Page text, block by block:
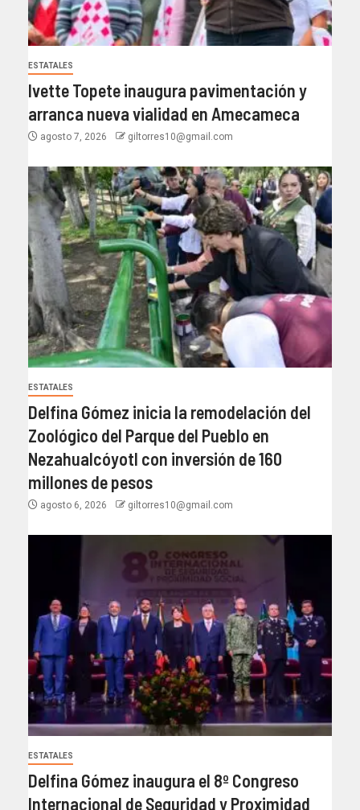
ESTATALES
Ivette Topete inaugura pavimentación y
arranca nueva vialidad en Amecameca
agosto 7, 2026 giltorres10@gmail.com
ESTATALES
Delfina Gómez inicia la remodelación del
Zoológico del Parque del Pueblo en
Nezahualcóyotl con inversión de 160
millones de pesos
agosto 6, 2026 giltorres10@gmail.com
ESTATALES
Delfina Gómez inaugura el 8º Congreso
Internacional de Seguridad y Proximidad